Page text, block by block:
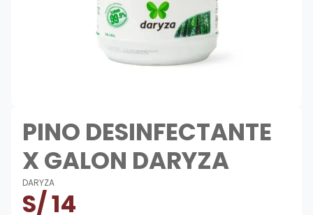
PINO DESINFECTANTE
X GALON DARYZA
DARYZA
S/14